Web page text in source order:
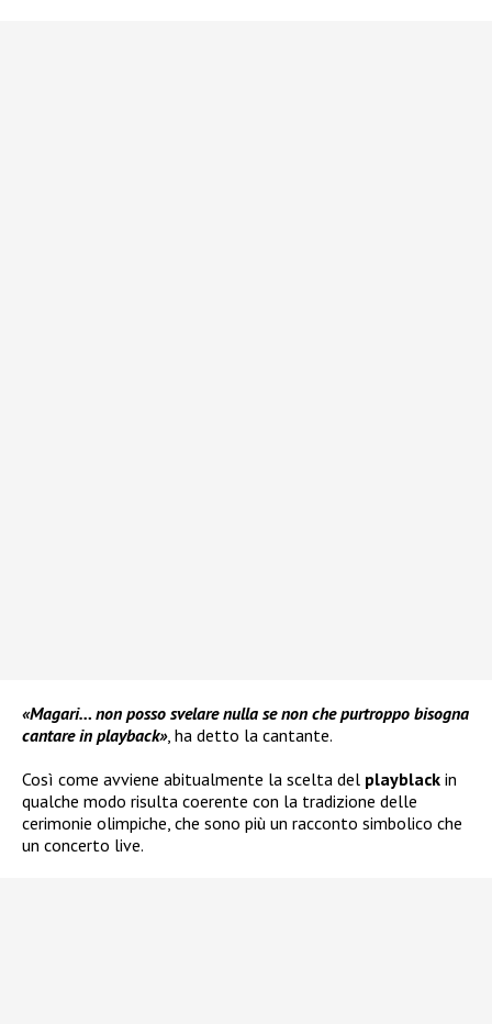
«Magari… non posso svelare nulla se non che purtroppo bisogna
cantare in playback», ha detto la cantante.
Così come avviene abitualmente la scelta del playblack in
qualche modo risulta coerente con la tradizione delle
cerimonie olimpiche, che sono più un racconto simbolico che
un concerto live.